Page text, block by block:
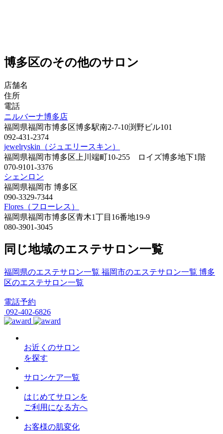
博多区のその他のサロン
店舗名
住所
電話
ニルバーナ博多店
福岡県福岡市博多区博多駅南2-7-10渕野ビル101
092-431-2374
jewelryskin（ジュエリースキン）
福岡県福岡市博多区上川端町10-255 ロイズ博多地下1階
070-9101-3376
シェンロン
福岡県福岡市 博多区
090-3329-7344
Flores（フローレス）
福岡県福岡市博多区青木1丁目16番地19-9
080-3901-3045
同じ地域のエステサロン一覧
福岡県のエステサロン一覧 福岡市のエステサロン一覧 博多
区のエステサロン一覧
電話予約
092-402-6826
お近くのサロン
を探す
サロンケア一覧
はじめてサロンを
ご利用になる方へ
お客様の肌変化